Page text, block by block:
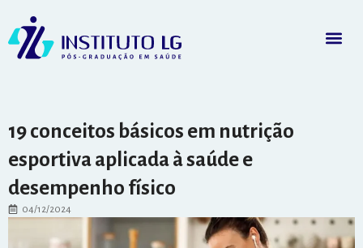
19 conceitos básicos em nutrição
esportiva aplicada à saúde e
desempenho físico
04/12/2024